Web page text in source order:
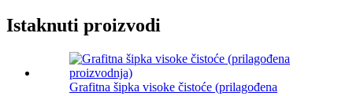
Istaknuti proizvodi
Grafitna šipka visoke čistoće (prilagođena